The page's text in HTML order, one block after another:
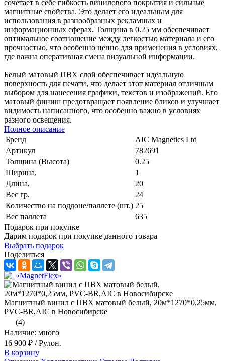
сочетает в себе гибкость винилового покрытия и сильные
магнитные свойства. Это делает его идеальным для
использования в разнообразных рекламных и
информационных сферах. Толщина в 0.25 мм обеспечивает
оптимальное соотношение между легкостью материала и его
прочностью, что особенно ценно для применения в условиях,
где важна оперативная смена визуальной информации.
Белый матовый ПВХ слой обеспечивает идеальную
поверхность для печати, что делает этот материал отличным
выбором для нанесения графики, текстов и изображений. Его
матовый финиш предотвращает появление бликов и улучшает
видимость написанного, что особенно важно в условиях
разного освещения.
Полное описание
Бренд
AIC Magnetics Ltd
Артикул
782691
Толщина (Высота)
0.25
Ширина,
1
Длина,
20
Вес гр.
24
Количество на поддоне/паллете (шт.) 25
Вес паллета
635
Подарок при покупке
Дарим подарок при покупке данного товара
Выбрать подарок
Поделиться
Магнитный винил с ПВХ матовый белый, 20м*1270*0,25мм,
PVC-BR,AIC в Новосибирске
(4)
Наличие: много
16 900 ₽ / Рулон.
В корзину